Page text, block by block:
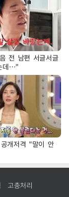
전 남편 서글서글
데…"
개저격 "말이 안
고충처리